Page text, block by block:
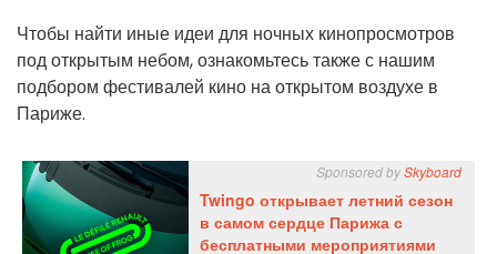
Чтобы найти иные идеи для ночных кинопросмотров
под открытым небом, ознакомьтесь также с нашим
подбором фестивалей кино на открытом воздухе в
Париже.